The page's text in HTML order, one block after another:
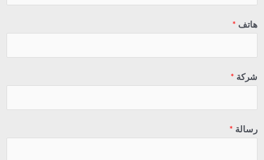
هاتف *
شركة *
رسالة *